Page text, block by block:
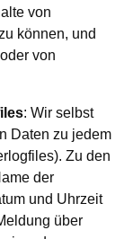
von
können, und
von
: Wir selbst
Daten zu jedem
Zu den
der
und Uhrzeit
über